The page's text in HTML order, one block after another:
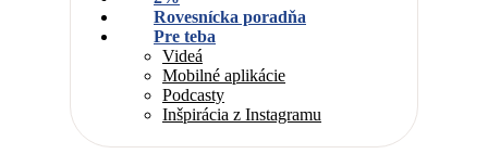
Rovesnícka poradňa
Pre teba
Videá
Mobilné aplikácie
Podcasty
Inšpirácia z Instagramu